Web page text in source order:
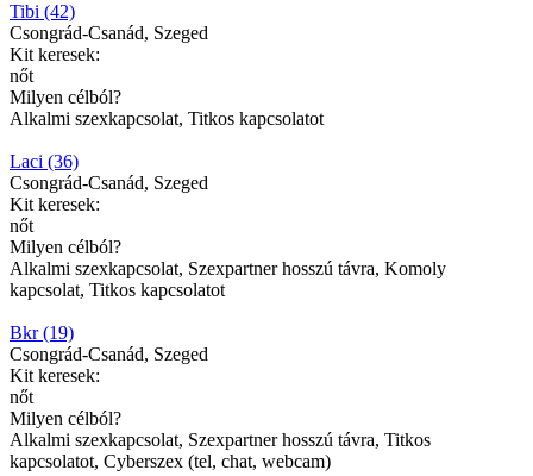
Tibi (42)
Csongrád-Csanád, Szeged
Kit keresek:
nőt
Milyen célból?
Alkalmi szexkapcsolat, Titkos kapcsolatot
Laci (36)
Csongrád-Csanád, Szeged
Kit keresek:
nőt
Milyen célból?
Alkalmi szexkapcsolat, Szexpartner hosszú távra, Komoly
kapcsolat, Titkos kapcsolatot
Bkr (19)
Csongrád-Csanád, Szeged
Kit keresek:
nőt
Milyen célból?
Alkalmi szexkapcsolat, Szexpartner hosszú távra, Titkos
kapcsolatot, Cyberszex (tel, chat, webcam)